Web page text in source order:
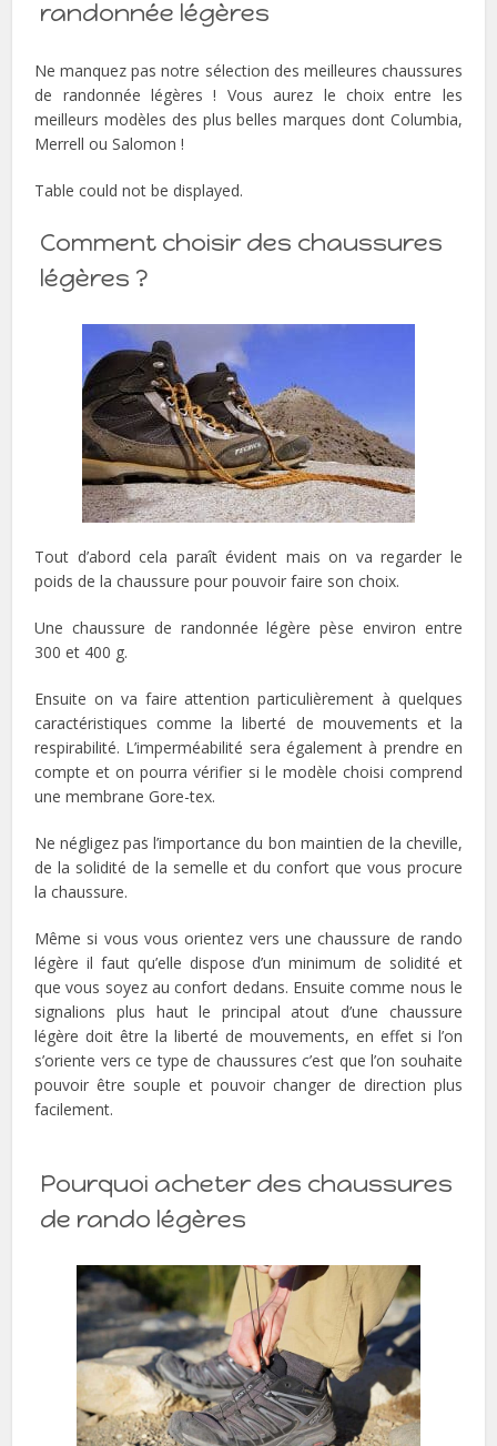
randonnée légères
Ne manquez pas notre sélection des meilleures chaussures
de randonnée légères ! Vous aurez le choix entre les
meilleurs modèles des plus belles marques dont Columbia,
Merrell ou Salomon !
Table could not be displayed.
Comment choisir des chaussures
légères ?
Tout d’abord cela paraît évident mais on va regarder le
poids de la chaussure pour pouvoir faire son choix.
Une chaussure de randonnée légère pèse environ entre
300 et 400 g.
Ensuite on va faire attention particulièrement à quelques
caractéristiques comme la liberté de mouvements et la
respirabilité. L’imperméabilité sera également à prendre en
compte et on pourra vérifier si le modèle choisi comprend
une membrane Gore-tex.
Ne négligez pas l’importance du bon maintien de la cheville,
de la solidité de la semelle et du confort que vous procure
la chaussure.
Même si vous vous orientez vers une chaussure de rando
légère il faut qu’elle dispose d’un minimum de solidité et
que vous soyez au confort dedans. Ensuite comme nous le
signalions plus haut le principal atout d’une chaussure
légère doit être la liberté de mouvements, en effet si l’on
s’oriente vers ce type de chaussures c’est que l’on souhaite
pouvoir être souple et pouvoir changer de direction plus
facilement.
Pourquoi acheter des chaussures
de rando légères